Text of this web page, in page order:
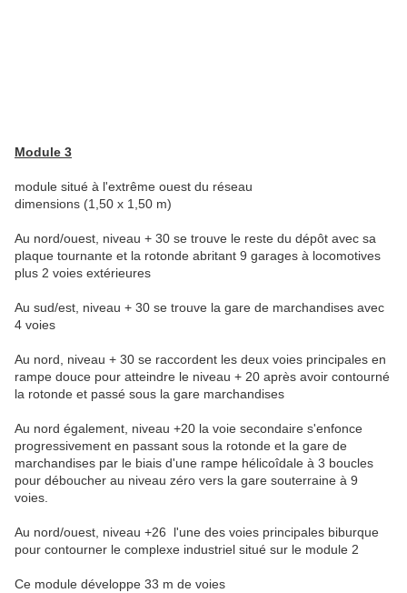
Module 3
module situé à l'extrême ouest du réseau
dimensions (1,50 x 1,50 m)
Au nord/ouest, niveau + 30 se trouve le reste du dépôt avec sa
plaque tournante et la rotonde abritant 9 garages à locomotives
plus 2 voies extérieures
Au sud/est, niveau + 30 se trouve la gare de marchandises avec
4 voies
Au nord, niveau + 30 se raccordent les deux voies principales en
rampe douce pour atteindre le niveau + 20 après avoir contourné
la rotonde et passé sous la gare marchandises
Au nord également, niveau +20 la voie secondaire s'enfonce
progressivement en passant sous la rotonde et la gare de
marchandises par le biais d'une rampe hélicoîdale à 3 boucles
pour déboucher au niveau zéro vers la gare souterraine à 9
voies.
Au nord/ouest, niveau +26 l'une des voies principales biburque
pour contourner le complexe industriel situé sur le module 2
Ce module développe 33 m de voies